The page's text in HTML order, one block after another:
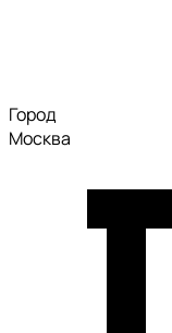
Город
Москва